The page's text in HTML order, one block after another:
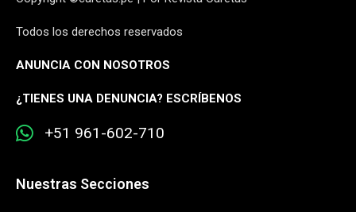
Todos los derechos reservados
ANUNCIA CON NOSOTROS
¿TIENES UNA DENUNCIA? ESCRÍBENOS
+51 961-602-710
Nuestras Secciones